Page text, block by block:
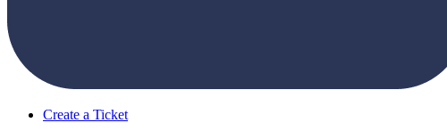
Create a Ticket